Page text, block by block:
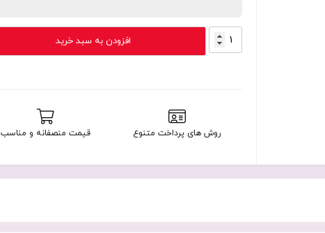
کاور
سیلیکونی
افزودن به سبد خرید
روش های پرداخت متنوع قیمت منصفانه و مناسب